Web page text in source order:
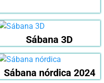
Sábana 3D
Sábana nórdica 2024